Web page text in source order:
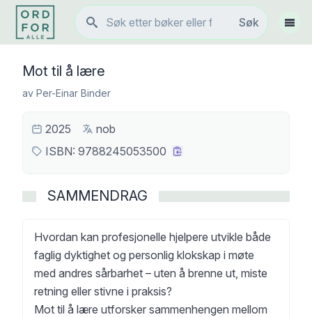
Søk
Søk
Vis
Mot til å lære
av Per-Einar Binder
2025
nob
ISBN: 9788245053500
SAMMENDRAG
Hvordan kan profesjonelle hjelpere utvikle både
faglig dyktighet og personlig klokskap i møte
med andres sårbarhet – uten å brenne ut, miste
retning eller stivne i praksis?
Mot til å lære utforsker sammenhengen mellom